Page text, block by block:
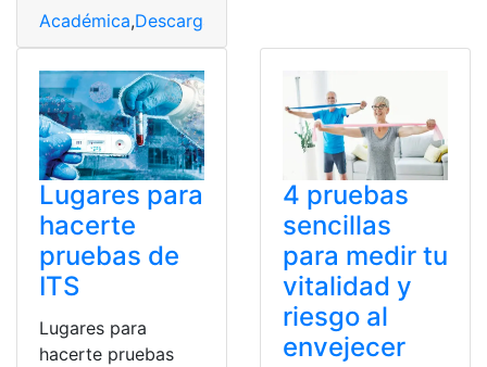
Académica,Descargar
Lugares para
hacerte
pruebas de
ITS
Lugares para
hacerte pruebas
4 pruebas
sencillas
para medir tu
vitalidad y
riesgo al
envejecer